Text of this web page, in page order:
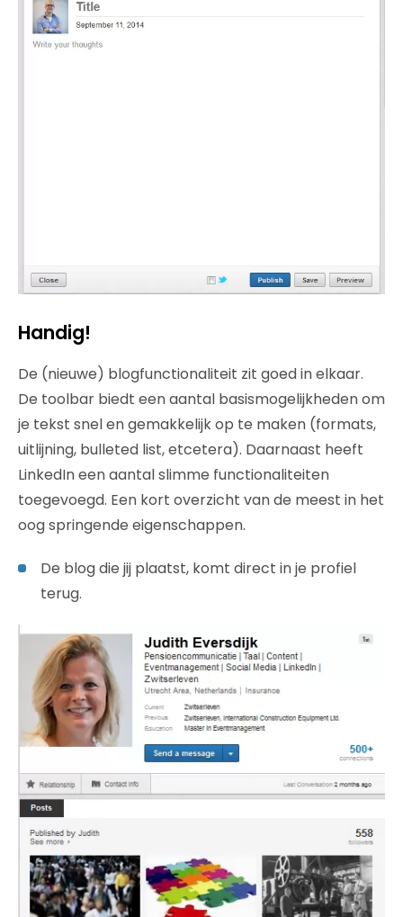
Handig!
De (nieuwe) blogfunctionaliteit zit goed in elkaar.
De toolbar biedt een aantal basismogelijkheden om
je tekst snel en gemakkelijk op te maken (formats,
uitlijning, bulleted list, etcetera). Daarnaast heeft
LinkedIn een aantal slimme functionaliteiten
toegevoegd. Een kort overzicht van de meest in het
oog springende eigenschappen.
De blog die jij plaatst, komt direct in je profiel
terug.